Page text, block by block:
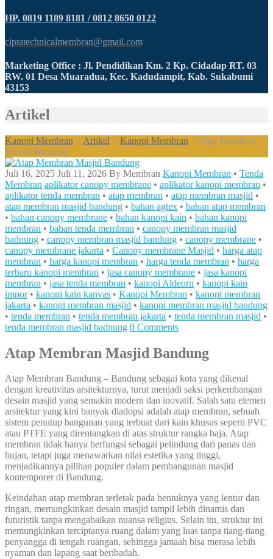
HP. 0819 1189 8181 / 0812 8650 0122
ciptatechnicalmembran@gmail.com
Marketing Office : Jl. Pendidikan Km. 2 Kp. Cidadap RT. 03
RW. 01 Desa Muaradua, Kec. Kadudampit, Kab. Sukabumi
43153
Artikel
Kanopi Membran > Artikel > Kanopi Membran > Atap Membran
Masjid Bandung
Juli 16, 2025 Juli 11, 2026 By Membran Kanopi Membran • Tenda
Membran aplikator canopy membrane • aplikator kanopi membran •
aplikator tenda membran • atap membran • atap membran masjid •
atap membran masjid bandung • bahan agtex • bahan atap membran
• bahan canopy membrane • bahan kanopi kain • bahan kanopi
membran • bahan tenda membran • canopy membran masjid
badnung • canopy membran masjid bandung • canopy membrane •
canopy membrane jakarta • Canopy membrane Masjid • harga atap
membran • harga kanopi membran • harga tenda membran • harga
terbaru kanopi membran • jasa canopy membrane • jasa kanopi
membran • jasa tenda membran • kanopi Aldeorn • kanopi kain
impor• kanopi kain kanvas • Kanopi Membran • kanopi membran
jakarta • kanopi membran masjid • kanopi membran masjid bandung
• tenda membran • tenda membran jakarta • tenda membran masjid •
tenda membran masjid badnung 0 Comments
Atap Membran Masjid Bandung
Atap Membran Bandung – Bandung sebagai kota yang dikenal
dengan kreativitas arsitekturnya, turut menjadi saksi perkembangan
desain masjid yang semakin modern dan inovatif. Salah satu elemen
arsitektur yang kini banyak diadopsi adalah atap membran, sebuah
sistem penutup bangunan yang terbuat dari kain khusus seperti PVC
atau PTFE yang direntangkan di atas struktur rangka baja. Atap
membran tidak hanya berfungsi sebagai pelindung dari panas dan
hujan, tetapi juga menawarkan nilai estetika yang tinggi,
menjadikannya pilihan populer dalam pembangunan masjid
kontemporer di Bandung.
Keindahan atap membran terletak pada bentuknya yang lentur dan
ringan, memungkinkan desain masjid tampil lebih dinamis dan
futuristik tanpa mengabaikan nuansa religius. Selain itu, struktur ini
memungkinkan terciptanya ruang dalam yang luas tanpa tiang-tiang
penyangga di tengah ruangan, sehingga jamaah bisa merasa lebih
nyaman dan lapang saat beribadah.